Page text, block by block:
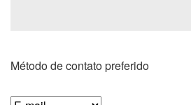
Método de contato preferido